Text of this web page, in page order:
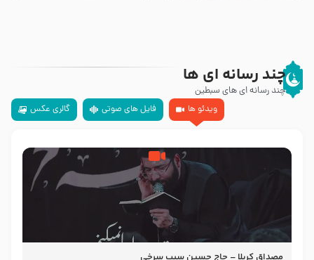
چند رسانه ای ها
چند رسانه ای های سبطین
ویدئو ها
فایل های صوتی گالری عکس
مصداق کربلا – حاج حسین سیب سرخی